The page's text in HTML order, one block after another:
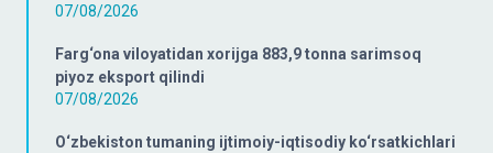
07/08/2026
Farg‘ona viloyatidan xorijga 883,9 tonna sarimsoq
piyoz eksport qilindi
07/08/2026
O‘zbekiston tumaning ijtimoiy-iqtisodiy ko‘rsatkichlari